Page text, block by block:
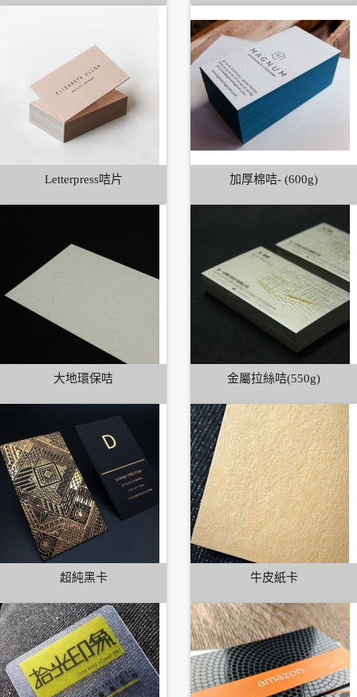
Letterpress咭片 加厚棉咭- (600g)
大地環保咭 金屬拉絲咭(550g)
超純黑卡 牛皮紙卡